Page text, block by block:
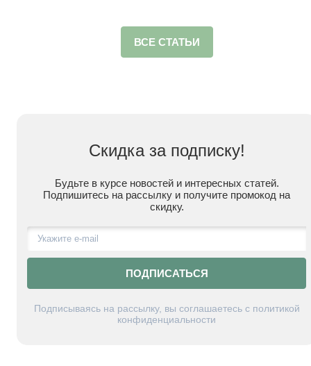
ВСЕ СТАТЬИ
Скидказа подписку!
Будьте в курсе новостей и интересных статей.
Подпишитесь на рассылку и получите промокод на
скидку.
ПОДПИСАТЬСЯ
Подписываясь на рассылку, вы соглашаетесь с политикой
конфиденциальности